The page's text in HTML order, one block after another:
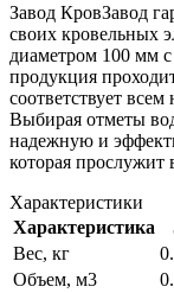
Завод КровЗавод
своих кровельных
диаметром 100 мм
продукция
соответствует
Выбирая отметы
надежную и
которая прослужит
Характеристики
Характеристика
Вес, кг
Объем, м3